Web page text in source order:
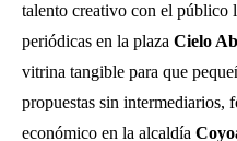
talento creativo con el público
periódicas en la plaza Cielo
vitrina tangible para que
propuestas sin intermediarios,
económico en la alcaldía